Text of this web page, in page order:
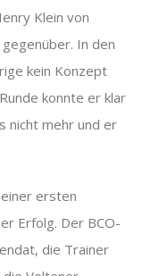
Klein von
In den
kein Konzept
konnte er klar
nicht mehr und er
ersten
Erfolg. Der BCO-
die Trainer